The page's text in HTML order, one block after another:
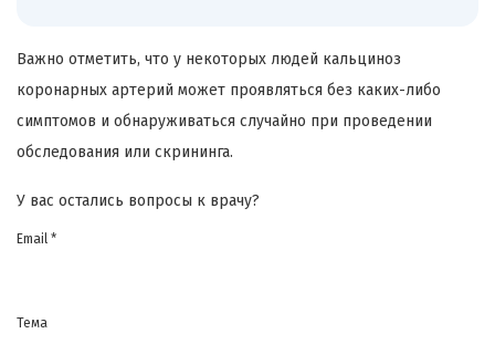
Важно отметить, что у некоторых людей кальциноз
коронарных артерий может проявляться без каких-либо
симптомов и обнаруживаться случайно при проведении
обследования или скрининга.
У вас остались вопросы к врачу?
Email *
Тема